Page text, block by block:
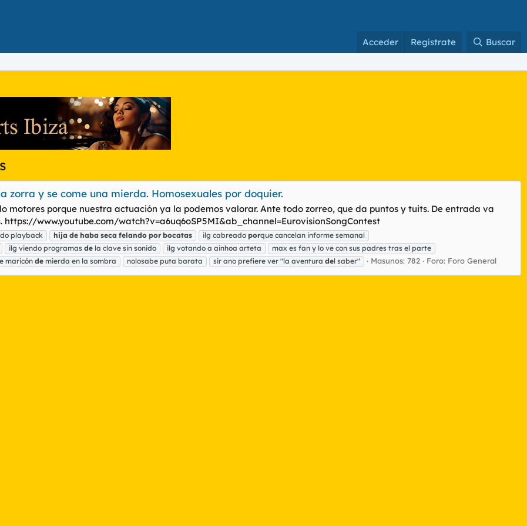
Acceder Regístrate Buscar
zorra y se come una mierda. Homosexuales por doquier.
motores porque nuestra actuación ya la podemos valorar. Ante todo zorreo, que da puntos y tuits. De entrada va
www.youtube.com/watch?v=a6uq6oSP5MI&ab_channel=EurovisionSongContest
playback hija de haba seca felando por bocatas ilg cabreado porque cancelan informe semanal
ilg viendo programas de la clave sin sonido ilg votando a ainhoa arteta
max es fan y lo ve con sus padres tras el parte
maricón de mierda en la sombra nolosabe puta barata sir ano prefiere ver "la aventura del saber" Masunos: 782 Foro: Foro General